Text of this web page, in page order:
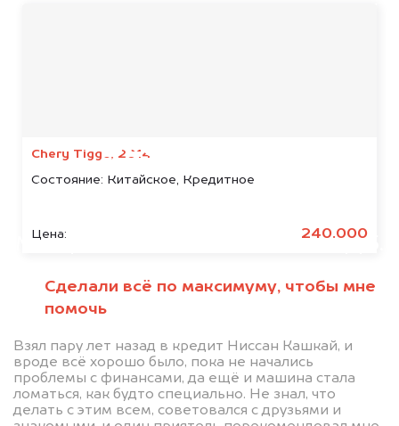
Chery Tiggo, 2014
Состояние: Китайское, Кредитное
Цена: 240.000
Сделали всё по максимуму, чтобы мне
помочь
Взял пару лет назад в кредит Ниссан Кашкай, и
вроде всё хорошо было, пока не начались
проблемы с финансами, да ещё и машина стала
ломаться, как будто специально. Не знал, что
делать с этим всем, советовался с друзьями и
БЕСПЛАТНО
Узнайте стоимость автомобиля
Мы купим ваше авто на 20.000 руб.
автоаукционах.